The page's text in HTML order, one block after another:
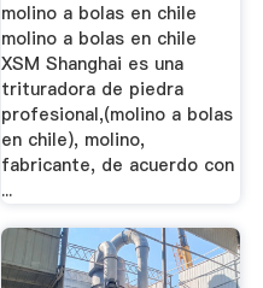
molino a bolas en chile
molino a bolas en chile
XSM Shanghai es una
trituradora de piedra
profesional,(molino a bolas
en chile), molino,
fabricante, de acuerdo con
...